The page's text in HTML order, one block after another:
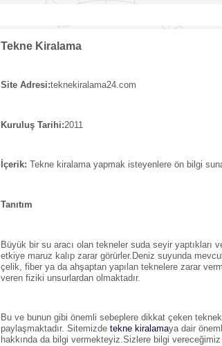
Tekne Kiralama
Site Adresi:teknekiralama24.com
Kuruluş Tarihi:2011
İçerik: Tekne kiralama yapmak isteyenlere ön bilgi
Tanıtım
Büyük bir su aracı olan tekneler suda seyir yaptıkları
etkiye maruz kalıp zarar görürler.Deniz suyunda
çelik, fiber ya da ahşaptan yapılan teknelere zarar
veren fiziki unsurlardan olmaktadır.
Bu ve bunun gibi önemli sebeplere dikkat çeken
paylaşmaktadır. Sitemizde tekne kiralamaya dair
hakkında da bilgi vermekteyiz.Sizlere bilgi